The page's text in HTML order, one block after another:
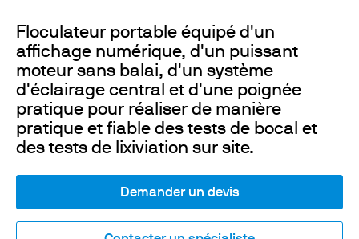
Floculateur portable équipé d'un
affichage numérique, d'un puissant
moteur sans balai, d'un système
d'éclairage central et d'une poignée
pratique pour réaliser de manière
pratique et fiable des tests de bocal et
des tests de lixiviation sur site.
Demander un devis